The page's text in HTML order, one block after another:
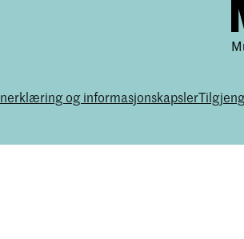
og informasjonskapsler